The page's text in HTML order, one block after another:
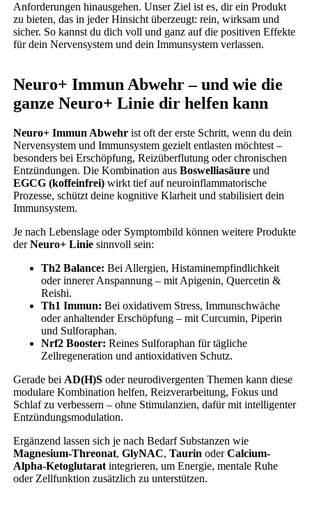
Anforderungen hinausgehen. Unser Ziel ist es, dir ein Produkt
zu bieten, das in jeder Hinsicht überzeugt: rein, wirksam und
sicher. So kannst du dich voll und ganz auf die positiven Effekte
für dein Nervensystem und dein Immunsystem verlassen.
Neuro+ Immun Abwehr – und wie die
ganze Neuro+ Linie dir helfen kann
Neuro+ Immun Abwehrist oft der erste Schritt, wenn du dein
Nervensystem und Immunsystem gezielt entlasten möchtest –
besonders bei Erschöpfung, Reizüberflutung oder chronischen
Entzündungen. Die Kombination aus Boswelliasäureund
EGCG (koffeinfrei)wirkt tief auf neuroinflammatorische
Prozesse, schützt deine kognitive Klarheit und stabilisiert dein
Immunsystem.
Je nach Lebenslage oder Symptombild können weitere Produkte
derNeuro+ Liniesinnvoll sein:
Th2 Balance: Bei Allergien, Histaminempfindlichkeit
oder innerer Anspannung – mit Apigenin, Quercetin &
Reishi.
Th1 Immun: Bei oxidativem Stress, Immunschwäche
oder anhaltender Erschöpfung – mit Curcumin, Piperin
und Sulforaphan.
Nrf2 Booster: Reines Sulforaphan für tägliche
Zellregeneration und antioxidativen Schutz.
Gerade bei AD(H)Soder neurodivergenten Themen kann diese
modulare Kombination helfen, Reizverarbeitung, Fokus und
Schlaf zu verbessern – ohne Stimulanzien, dafür mit intelligenter
Entzündungsmodulation.
Ergänzend lassen sich je nach Bedarf Substanzen wie
Magnesium-Threonat, GlyNAC, Taurin oderCalcium-
Alpha-Ketoglutaratintegrieren, um Energie, mentale Ruhe
oder Zellfunktion zusätzlich zu unterstützen.